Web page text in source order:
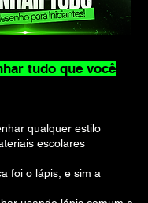
tudo que você
qualquer estilo
escolares
foi o lápis, e sim a